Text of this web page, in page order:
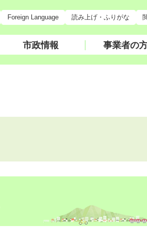
Foreign Language 読み上げ・ふりがな
市政情報 事業者の